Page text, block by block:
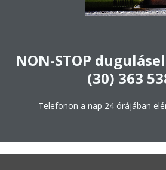
NON-STOP
(30) 363
Telefonon a nap 24 órájában